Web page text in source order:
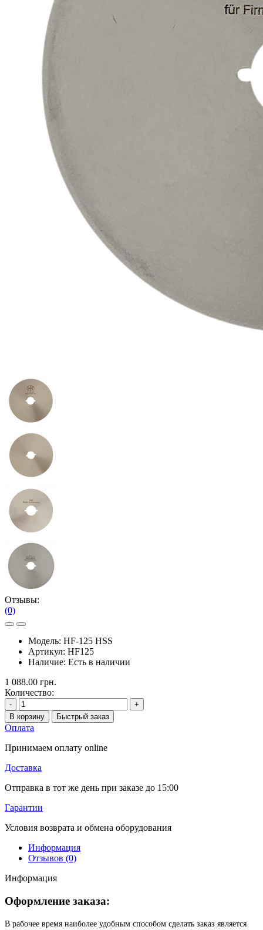
Отзывы:
(0)
Модель: HF-125 HSS
Артикул: HF125
Наличие: Есть в наличии
1 088.00 грн.
Количество:
-
+
В корзину
Быстрый заказ
Оплата
Принимаем оплату online
Доставка
Отправка в тот же день при заказе до 15:00
Гарантии
Условия возврата и обмена оборудования
Информация
Отзывов (0)
Информация
Оформление заказа:
В рабочее время наиболее удобным способом сделать заказ является